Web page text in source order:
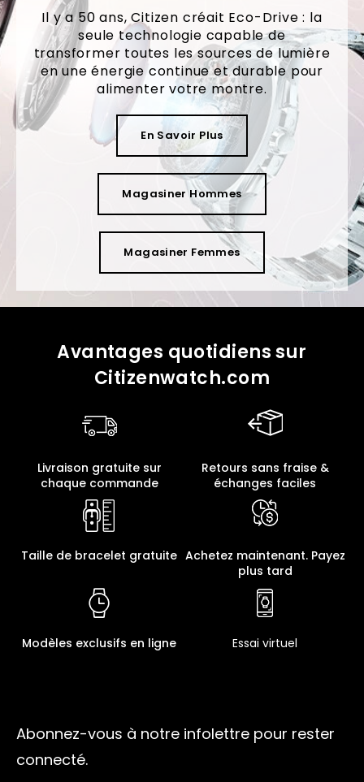
Il y a 50 ans, Citizen créait Eco-Drive : la
seule technologie capable de
transformer toutes les sources de lumière
en une énergie continue et durable pour
alimenter votre montre.
En Savoir Plus
Magasiner Hommes
Magasiner Femmes
Avantages quotidiens sur
Citizenwatch.com
Livraison gratuite sur
chaque commande
Retours sans fraise &
échanges faciles
Taille de bracelet gratuite Achetez maintenant. Payez
plus tard
Modèles exclusifs en ligne Essai virtuel
Abonnez-vous à notre infolettre pour rester
connecté.